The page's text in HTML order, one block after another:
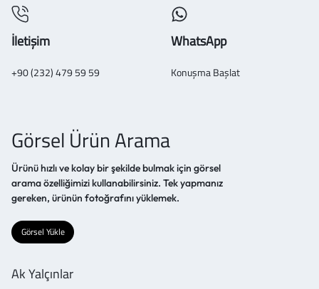
İletişim
+90 (232) 479 59 59
WhatsApp
Konuşma Başlat
Görsel Ürün Arama
Ürünü hızlı ve kolay bir şekilde bulmak için görsel
arama özelliğimizi kullanabilirsiniz. Tek yapmanız
gereken, ürünün fotoğrafını yüklemek.
Görsel Yükle
Ak Yalçınlar